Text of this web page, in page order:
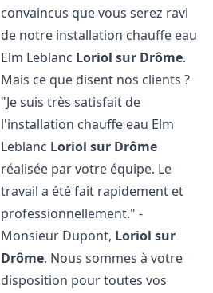
convaincus que vous serez ravi
de notre installation chauffe eau
Elm Leblanc Loriol sur Drôme.
Mais ce que disent nos clients ?
"Je suis très satisfait de
l'installation chauffe eau Elm
Leblanc Loriol sur Drôme
réalisée par votre équipe. Le
travail a été fait rapidement et
professionnellement." -
Monsieur Dupont, Loriol sur
Drôme. Nous sommes à votre
disposition pour toutes vos